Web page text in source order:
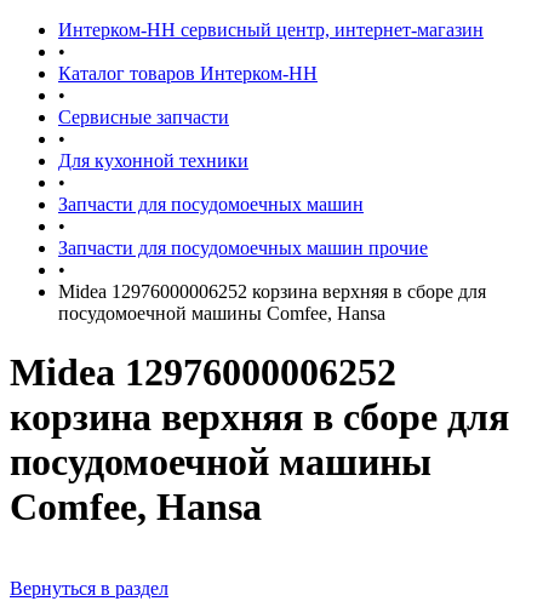
Интерком-НН сервисный центр, интернет-магазин
•
Каталог товаров Интерком-НН
•
Сервисные запчасти
•
Для кухонной техники
•
Запчасти для посудомоечных машин
•
Запчасти для посудомоечных машин прочие
•
Midea 12976000006252 корзина верхняя в сборе для
посудомоечной машины Comfee, Hansa
Midea 12976000006252
корзина верхняя в сборе для
посудомоечной машины
Comfee, Hansa
Вернуться в раздел